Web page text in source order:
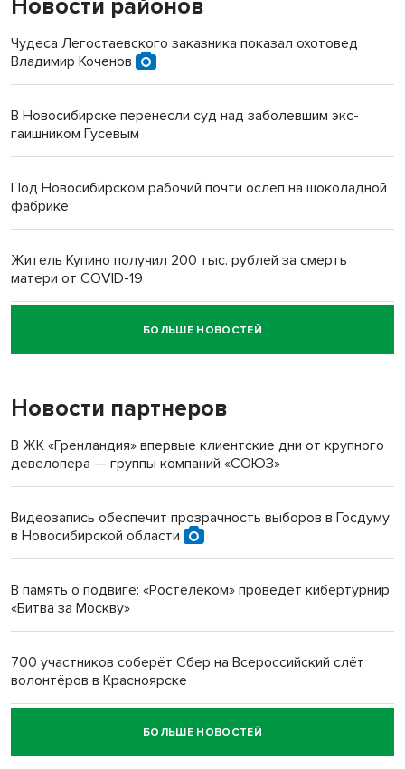
Новости районов
Чудеса Легостаевского заказника показал охотовед
Владимир Коченов
В Новосибирске перенесли суд над заболевшим экс-
гаишником Гусевым
Под Новосибирском рабочий почти ослеп на шоколадной
фабрике
Житель Купино получил 200 тыс. рублей за смерть
матери от COVID-19
Новосибирский суд наказал водителя за смерть
пенсионерки на вокзале
«Мы живём на пастбище!»: в новосибирском селе лошади
терроризируют жителей
Новосибирский преподаватель с женой вошли в топ-16
БОЛЬШЕ НОВОСТЕЙ
Новости партнеров
В ЖК «Гренландия» впервые клиентские дни от крупного
девелопера — группы компаний «СОЮЗ»
Видеозапись обеспечит прозрачность выборов в Госдуму
в Новосибирской области
В память о подвиге: «Ростелеком» проведет кибертурнир
«Битва за Москву»
700 участников соберёт Сбер на Всероссийский слёт
волонтёров в Красноярске
Честный выбор: видеонаблюдение обеспечит
объективность результатов ЕДГ в Новосибирской
БОЛЬШЕ НОВОСТЕЙ